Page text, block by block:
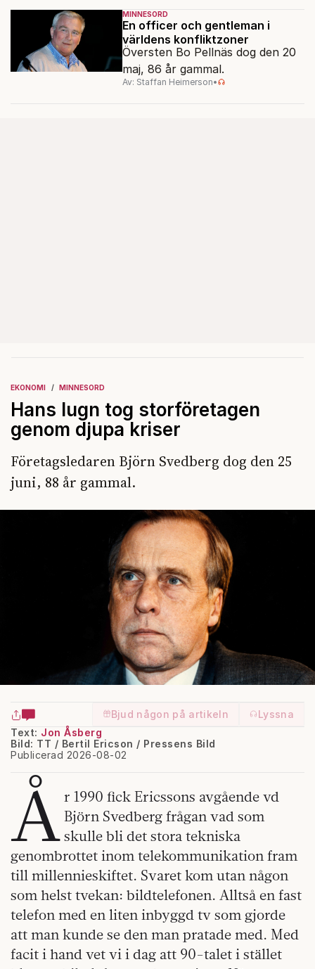
MINNESORD
En officer och gentleman i
världens konfliktzoner
Översten Bo Pellnäs dog den 20
maj, 86 år gammal.
Av: Staffan Heimerson•
EKONOMI MINNESORD
Hans lugn tog storföretagen
genom djupa kriser
Företagsledaren Björn Svedberg dog den 25
juni, 88 år gammal.
Bjud någon på artikeln
Lyssna
Text: Jon Åsberg
Publicerad 2026-08-02
Bild: TT / Bertil Ericson / Pressens Bild
Å r 1990 fick Ericssons avgående vd
Björn Svedberg frågan vad som
skulle bli det stora tekniska
genombrottet inom telekommunikation fram
till millennieskiftet. Svaret kom utan någon
som helst tvekan: bildtelefonen. Alltså en fast
telefon med en liten inbyggd tv som gjorde
att man kunde se den man pratade med. Med
facit i hand vet vi i dag att 90-talet i stället